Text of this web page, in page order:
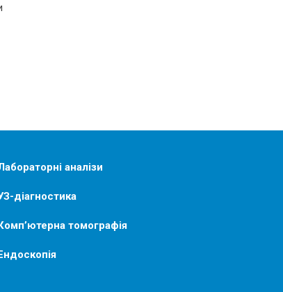
аналізи
діагностика
томографія